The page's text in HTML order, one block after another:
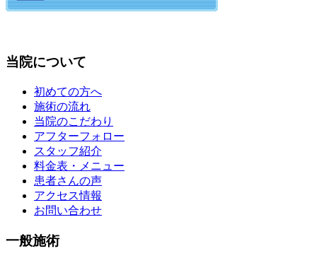
当院について
初めての方へ
施術の流れ
当院のこだわり
アフターフォロー
スタッフ紹介
料金表・メニュー
患者さんの声
アクセス情報
お問い合わせ
一般施術